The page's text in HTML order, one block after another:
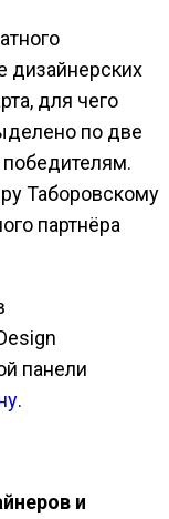
дизайнерских
для чего
по две
Таборовскому
партнёра
панели
.
и